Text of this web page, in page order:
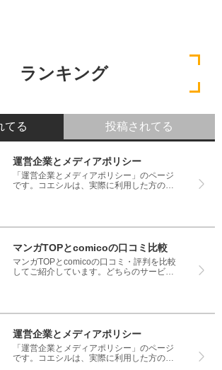
ランキング
てる 投稿されてる
運営企業とメディアポリシー
「運営企業とメディアポリシー」のページ
です。コエシルは、実際に利用した方の口
なく、悪い口コミもしっかり掲載している
さい。
マンガTOPとcomicoの口コミ比較
マンガTOPとcomicoの口コミ・評判を比較
してご紹介しています。どちらのサービス
てください。
運営企業とメディアポリシー
「運営企業とメディアポリシー」のページ
です。コエシルは、実際に利用した方の口